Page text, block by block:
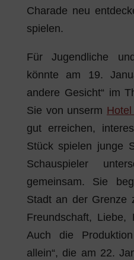
Charade neu
spielen.
Für Jugendliche
könnte am 19.
andere Gesicht“ im
Sie von unserm
gut erreichen,
Stück spielen junge
Schauspieler
gemeinsam. Sie
Stadt an der Grenze
Freundschaft, Liebe,
Auch die
allein“, die am 22.